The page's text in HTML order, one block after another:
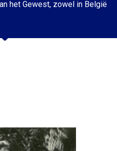
het Gewest, zowel in België